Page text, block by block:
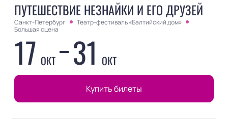
ПУТЕШЕСТВИЕ НЕЗНАЙКИ И ЕГО ДРУЗЕЙ
Санкт-Петербург
Театр-фестиваль «Балтийский дом»
Большая сцена
17 ОКТ 31 ОКТ
Купить билеты